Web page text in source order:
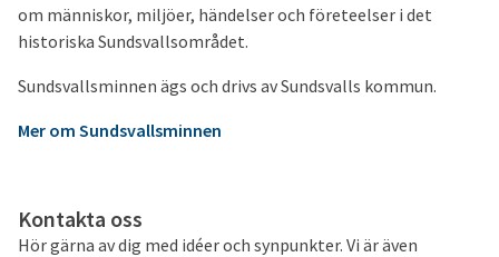
om människor, miljöer, händelser och företeelser i det
historiska Sundsvallsområdet.
Sundsvallsminnen ägs och drivs av Sundsvalls kommun.
Mer om Sundsvallsminnen
Kontakta oss
Hör gärna av dig med idéer och synpunkter. Vi är även